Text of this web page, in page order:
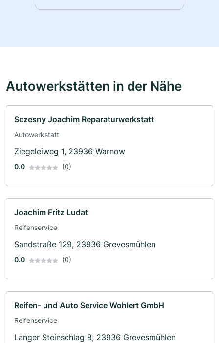
Autowerkstätten in der Nähe
Sczesny Joachim Reparaturwerkstatt
Autowerkstatt
Ziegeleiweg 1, 23936 Warnow
0.0 (0)
Joachim Fritz Ludat
Reifenservice
Sandstraße 129, 23936 Grevesmühlen
0.0 (0)
Reifen- und Auto Service Wohlert GmbH
Reifenservice
Langer Steinschlag 8, 23936 Grevesmühlen